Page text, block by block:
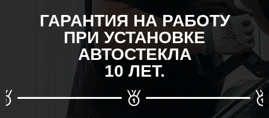
ГАРАНТИЯ НА РАБОТУ
ПРИ УСТАНОВКЕ
АВТОСТЕКЛА
10 ЛЕТ.